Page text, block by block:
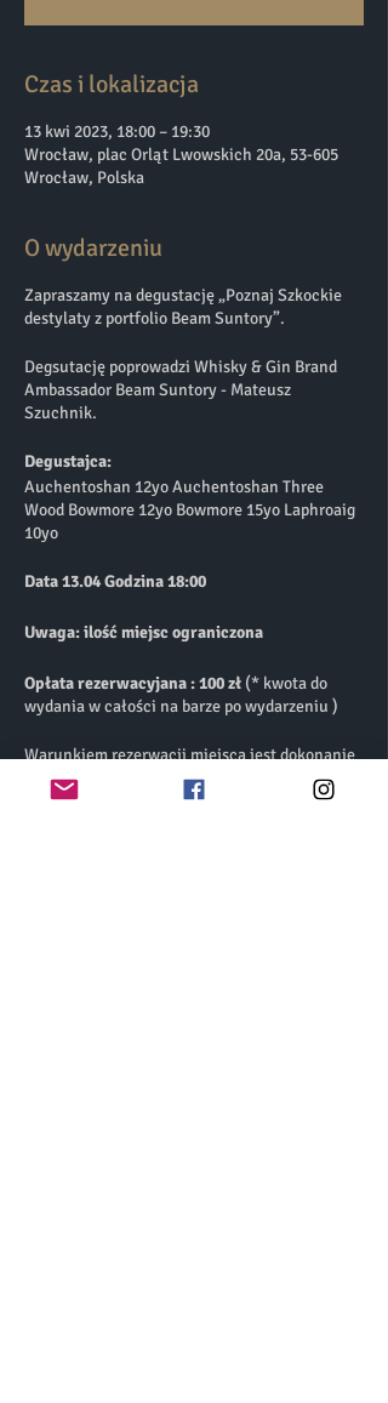
Czas i lokalizacja
13 kwi 2023, 18:00 – 19:30
Wrocław, plac Orląt Lwowskich 20a, 53-605
Wrocław, Polska
O wydarzeniu
Zapraszamy na degustację „Poznaj Szkockie
destylaty z portfolio Beam Suntory”.
Degsutację poprowadzi Whisky & Gin Brand
Ambassador Beam Suntory - Mateusz
Szuchnik.
Degustajca:
Auchentoshan 12yo Auchentoshan Three
Wood Bowmore 12yo Bowmore 15yo Laphroaig
10yo
Data 13.04 Godzina 18:00
Uwaga: ilość miejsc ograniczona
Opłata rezerwacyjana : 100 zł (* kwota do
wydania w całości na barze po wydarzeniu )
Warunkiem rezerwacji miejsca jest dokonanie
przedpłaty w wysokości 199 zł na poniższe
dane: